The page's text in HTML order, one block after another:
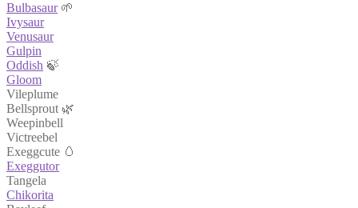
Bulbasaur🌱
Ivysaur
Venusaur
Gulpin
Oddish 🍃
Gloom
Vileplume
Bellsprout 🌿
Weepinbell
Victreebel
Exeggcute 🥚
Exeggutor
Tangela
Chikorita